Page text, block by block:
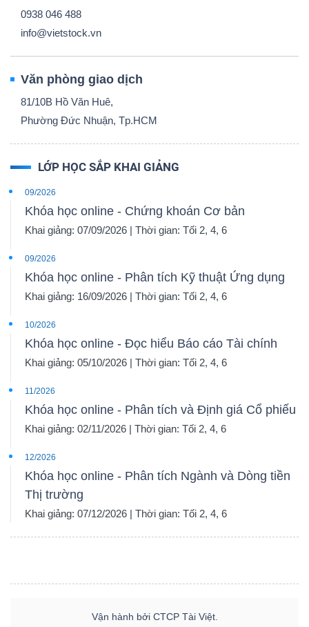
0938 046 488
info@vietstock.vn
Văn phòng giao dịch
81/10B Hồ Văn Huê,
Phường Đức Nhuận, Tp.HCM
LỚP HỌC SẮP KHAI GIẢNG
09/2026
Khóa học online - Chứng khoán Cơ bản
Khai giảng: 07/09/2026 | Thời gian: Tối 2, 4, 6
09/2026
Khóa học online - Phân tích Kỹ thuật Ứng dụng
Khai giảng: 16/09/2026 | Thời gian: Tối 2, 4, 6
10/2026
Khóa học online - Đọc hiểu Báo cáo Tài chính
Khai giảng: 05/10/2026 | Thời gian: Tối 2, 4, 6
11/2026
Khóa học online - Phân tích và Định giá Cổ phiếu
Khai giảng: 02/11/2026 | Thời gian: Tối 2, 4, 6
12/2026
Khóa học online - Phân tích Ngành và Dòng tiền
Thị trường
Khai giảng: 07/12/2026 | Thời gian: Tối 2, 4, 6
Vận hành bởi CTCP Tài Việt.